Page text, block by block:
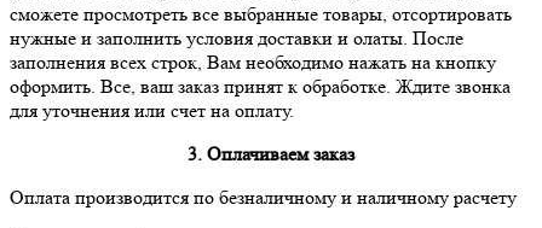
сможете просмотреть все выбранные товары, отсортировать
нужные и заполнить условия доставки и олаты. После
заполнения всех строк, Вам необходимо нажать на кнопку
оформить. Все, ваш заказ принят к обработке. Ждите звонка
для уточнения или счет на оплату.
3. Оплачиваем заказ
Оплата производится по безналичному и наличному расчету